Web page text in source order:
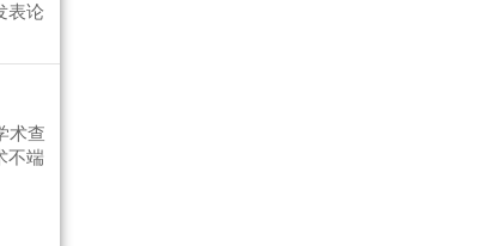
表论
术查
不端